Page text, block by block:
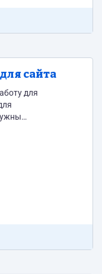
сайта
для
В статьях
winter-2011-
cowboy-
у